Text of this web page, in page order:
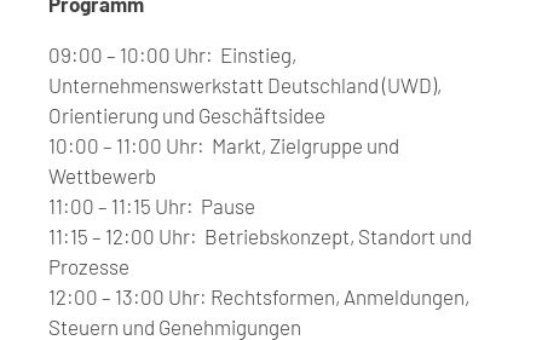
09:00 – 10:00 Uhr: Einstieg,
Unternehmenswerkstatt Deutschland (UWD),
Orientierung und Geschäftsidee
10:00 – 11:00 Uhr: Markt, Zielgruppe und
Wettbewerb
11:00 – 11:15 Uhr: Pause
11:15 – 12:00 Uhr: Betriebskonzept, Standort und
Prozesse
12:00 – 13:00 Uhr: Rechtsformen, Anmeldungen,
Steuern und Genehmigungen